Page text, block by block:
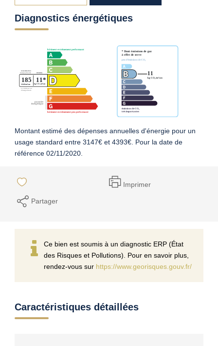
Diagnostics énergétiques
Montant estimé des dépenses annuelles d'énergie pour un
usage standard entre 3147€ et 4393€. Pour la date de
référence 02/11/2020.
Imprimer
Partager
Ce bien est soumis à un diagnostic ERP (État
des Risques et Pollutions). Pour en savoir plus,
rendez-vous sur https://www.georisques.gouv.fr/
Caractéristiques détaillées